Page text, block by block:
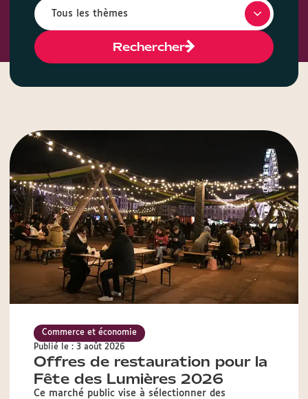
Rechercher
Commerce et économie
Publié le : 3 août 2026
Offres de restauration pour la
Fête des Lumières 2026
Ce marché public vise à sélectionner des